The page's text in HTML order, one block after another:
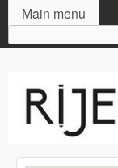
MAIN MENU
Main menu
Search